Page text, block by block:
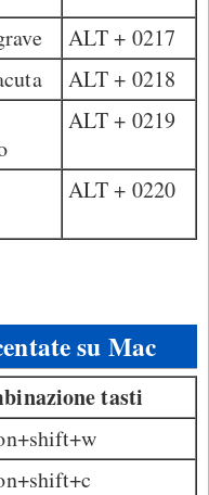
ALT + 0217
ALT + 0218
ALT + 0219
ALT + 0220
su Mac
tasti